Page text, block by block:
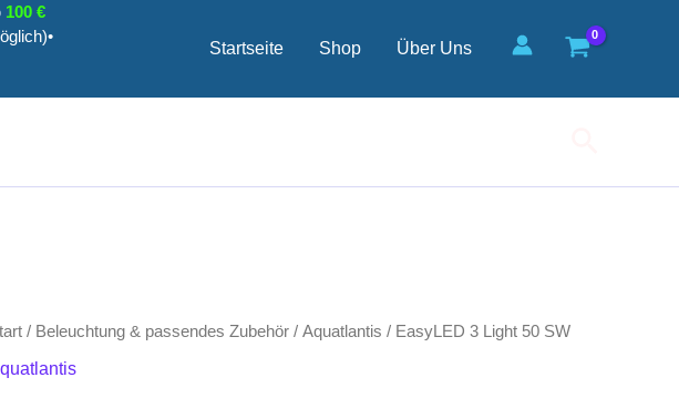
100 €
Startseite Shop Über Uns
/ Beleuchtung & passendes Zubehör / Aquatlantis / EasyLED 3 Light 50 SW